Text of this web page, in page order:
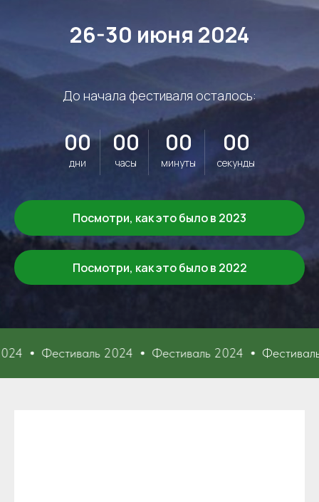
26-30 июня 2024
До начала фестиваля осталось:
00
дни
00
часы
00
минуты
00
секунды
Посмотри, как это было в 2023
Посмотри, как это было в 2022
2024 Фестиваль 2024 Фестиваль 2024